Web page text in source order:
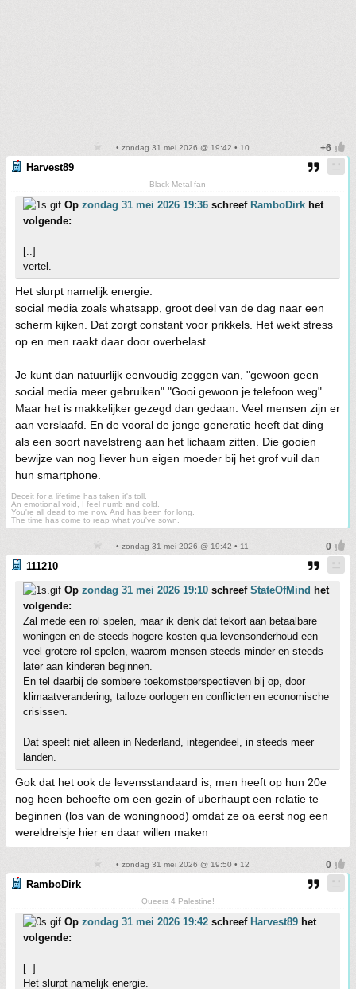
• zondag 31 mei 2026 @ 19:42 • 10
Harvest89
Black Metal fan
Op zondag 31 mei 2026 19:36 schreef RamboDirk het
volgende:
[..]
vertel.
Het slurpt namelijk energie.
social media zoals whatsapp, groot deel van de dag naar een
scherm kijken. Dat zorgt constant voor prikkels. Het wekt stress
op en men raakt daar door overbelast.
Je kunt dan natuurlijk eenvoudig zeggen van, "gewoon geen
social media meer gebruiken" "Gooi gewoon je telefoon weg".
Maar het is makkelijker gezegd dan gedaan. Veel mensen zijn er
aan verslaafd. En de vooral de jonge generatie heeft dat ding
als een soort navelstreng aan het lichaam zitten. Die gooien
bewijze van nog liever hun eigen moeder bij het grof vuil dan
hun smartphone.
Deceit for a lifetime has taken it's toll.
An emotional void, I feel numb and cold.
You're all dead to me now. And has been for long.
The time has come to reap what you've sown.
• zondag 31 mei 2026 @ 19:42 • 11
111210
Op zondag 31 mei 2026 19:10 schreef StateOfMind het
volgende:
Zal mede een rol spelen, maar ik denk dat tekort aan betaalbare
woningen en de steeds hogere kosten qua levensonderhoud een
veel grotere rol spelen, waarom mensen steeds minder en steeds
later aan kinderen beginnen.
En tel daarbij de sombere toekomstperspectieven bij op, door
klimaatverandering, talloze oorlogen en conflicten en economische
crisissen.
Dat speelt niet alleen in Nederland, integendeel, in steeds meer
landen.
Gok dat het ook de levensstandaard is, men heeft op hun 20e
nog heen behoefte om een gezin of uberhaupt een relatie te
beginnen (los van de woningnood) omdat ze oa eerst nog een
wereldreisje hier en daar willen maken
• zondag 31 mei 2026 @ 19:50 • 12
RamboDirk
Queers 4 Palestine!
Op zondag 31 mei 2026 19:42 schreef Harvest89 het
volgende:
[..]
Het slurpt namelijk energie.